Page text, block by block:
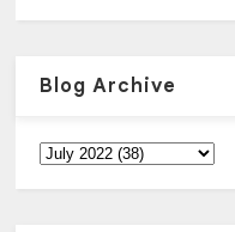
Blog Archive